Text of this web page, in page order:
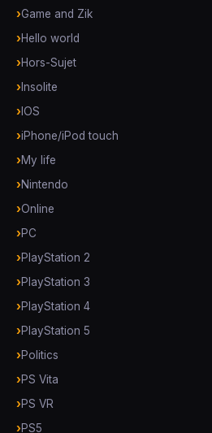
Game and Zik
Hello world
Hors-Sujet
Insolite
IOS
iPhone/iPod touch
My life
Nintendo
Online
PC
PlayStation 2
PlayStation 3
PlayStation 4
PlayStation 5
Politics
PS Vita
PS VR
PS5